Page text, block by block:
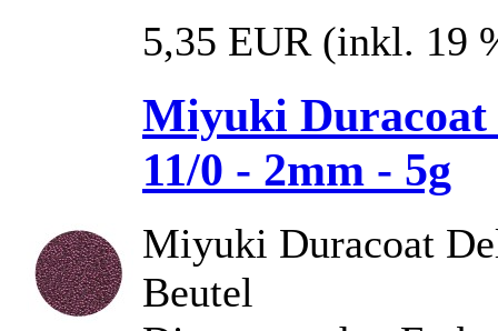
5,35 EUR (inkl. 19
Miyuki Duracoat
11/0 - 2mm - 5g
Miyuki Duracoat
Beutel